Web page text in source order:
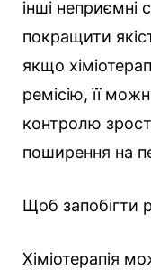
інші неприємні
покращити
якщо
ремісію, її
контролю
поширення на
Щоб запобігти
Хіміотерапія